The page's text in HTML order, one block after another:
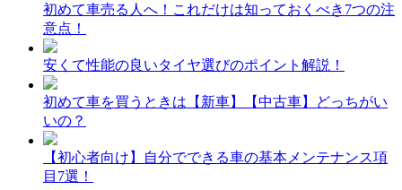
初めて車売る人へ！これだけは知っておくべき7つの注
意点！
安くて性能の良いタイヤ選びのポイント解説！
初めて車を買うときは【新車】【中古車】どっちがい
いの？
【初心者向け】自分でできる車の基本メンテナンス項
目7選！